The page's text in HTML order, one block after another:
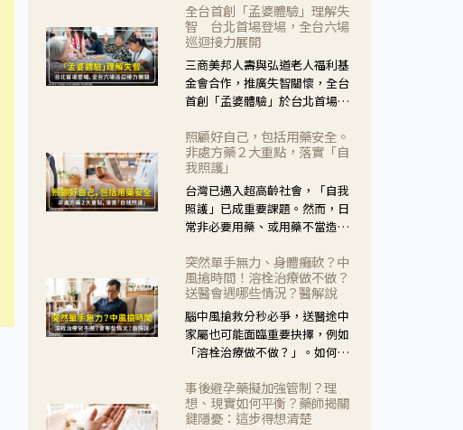
全台首創「孟婆體驗」理解失
智 台北首場登場，全台六場
巡迴接力展開
三商美邦人壽與弘道老人福利基
金會合作，推廣失智關懷，全台
首創「孟婆體驗」於台北首場實
模式，用結合情境互動等豐富活
動，將抽象的失智轉化為可感
受、可討論的生活情境，並引導
民眾在家人開始出現改變時，以
理解取代責備、以耐心回應不
安。
照顧好自己，包括用藥安全。
非處方藥２大重點，落實「自
我照護」
台灣已邁入超高齡社會，「自我
照護」已成重要課題。然而，日
常非必要用藥、或用藥不當造成
在重要。社團法人台灣自我照護
產業協會 提出「非處方藥正確使
用」與「藥師給力」，鼓勵民眾
建立安全且正確的自我照護習
慣。
突然單手無力、身體癱軟？中
風搶時間！溶栓治療做不做？
送醫會遇哪些情況？醫解說
腦中風搶救分秒必爭，送醫途中
家屬也可能面臨重要抉擇，例如
「溶栓治療做不做？」。如何搶
會理事長陳龍醫師解說！
事後避孕藥擬加強管制？理
想、現實如何平衡？藥師揭關
鍵隱憂：這步得想清楚